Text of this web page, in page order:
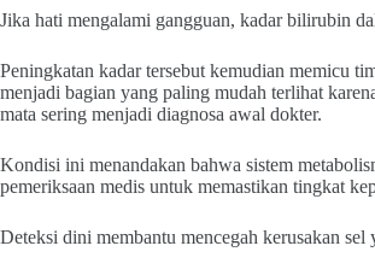
Jika hati mengalami gangguan, kadar bilirubin
Peningkatan kadar tersebut kemudian memicu
menjadi bagian yang paling mudah terlihat
mata sering menjadi diagnosa awal dokter.
Kondisi ini menandakan bahwa sistem
pemeriksaan medis untuk memastikan tingkat
Deteksi dini membantu mencegah kerusakan